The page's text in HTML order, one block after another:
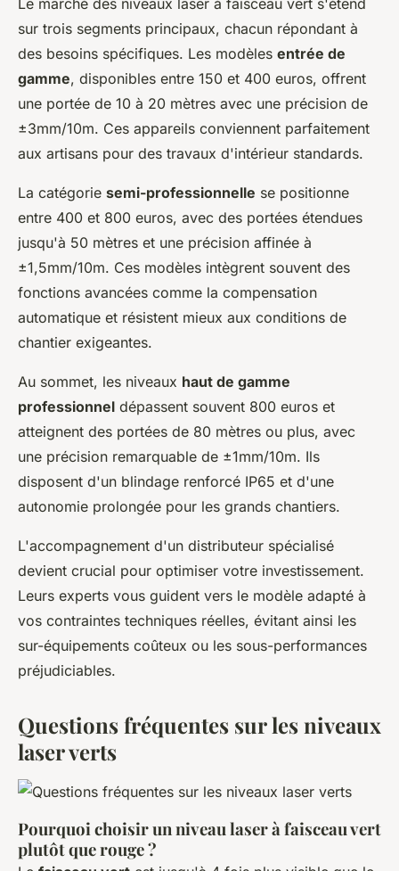
sur trois segments principaux, chacun répondant à
des besoins spécifiques. Les modèles entrée de
gamme, disponibles entre 150 et 400 euros, offrent
une portée de 10 à 20 mètres avec une précision de
±3mm/10m. Ces appareils conviennent parfaitement
aux artisans pour des travaux d'intérieur standards.
La catégorie semi-professionnelle se positionne
entre 400 et 800 euros, avec des portées étendues
jusqu'à 50 mètres et une précision affinée à
±1,5mm/10m. Ces modèles intègrent souvent des
fonctions avancées comme la compensation
automatique et résistent mieux aux conditions de
chantier exigeantes.
Au sommet, les niveaux haut de gamme
professionnel dépassent souvent 800 euros et
atteignent des portées de 80 mètres ou plus, avec
une précision remarquable de ±1mm/10m. Ils
disposent d'un blindage renforcé IP65 et d'une
autonomie prolongée pour les grands chantiers.
L'accompagnement d'un distributeur spécialisé
devient crucial pour optimiser votre investissement.
Leurs experts vous guident vers le modèle adapté à
vos contraintes techniques réelles, évitant ainsi les
sur-équipements coûteux ou les sous-performances
préjudiciables.
Questions fréquentes sur les niveaux
laser verts
Pourquoi choisir un niveau laser à faisceau vert
plutôt que rouge ?